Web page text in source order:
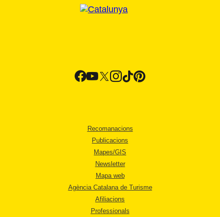
Recomanacions
Publicacions
Mapes/GIS
Newsletter
Mapa web
Agència Catalana de Turisme
Afiliacions
Professionals